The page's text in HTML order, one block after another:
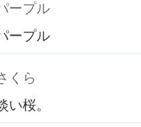
ープル
ープル
くら
い桜。